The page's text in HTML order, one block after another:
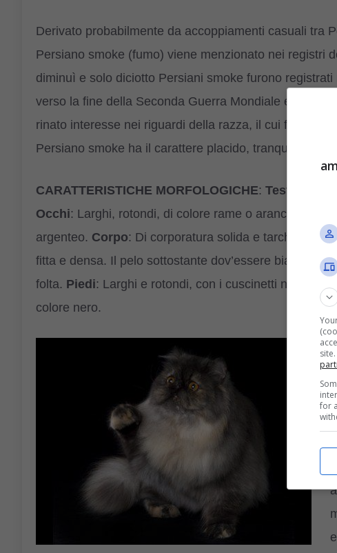
Derivato probabilmente da accoppiamenti casuali tra
Persiano smoke (fumo) viene menzionato nei registri
diminuì e solo diciotto Persiani smoke furono
verso la fine della Seconda Guerra Mondiale e solo
rinato interesse nei riguardi della razza, il cui futuro,
Persiano smoke ha il carattere placido, tranquillo e
CARATTERISTICHE MORFOLOGICHE: Testa
:
Occhi: Larghi, rotondi, di colore rame o arancio.
argenteo. Corpo: Di corporatura solida e tarchiata
fitta e densa. Il pelo sottostante dov’essere bianco a
folta. Piedi: Larghi e rotondi, con i cuscinetti neri.
colore nero.
for